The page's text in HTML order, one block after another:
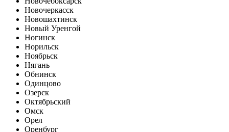
Новочеркасск
Новошахтинск
Новый Уренгой
Ногинск
Норильск
Ноябрьск
Нягань
Обнинск
Одинцово
Озерск
Октябрьский
Омск
Орел
Оренбург